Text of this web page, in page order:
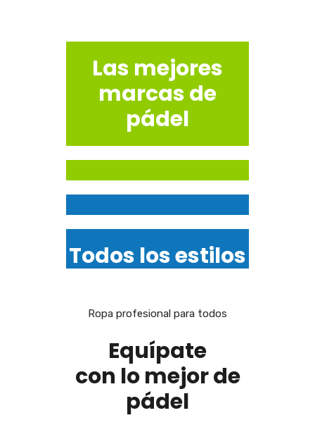
Ropa profesional para todos
Equípate
con lo mejor de
pádel
Las mejores
marcas de
pádel
Todos los estilos